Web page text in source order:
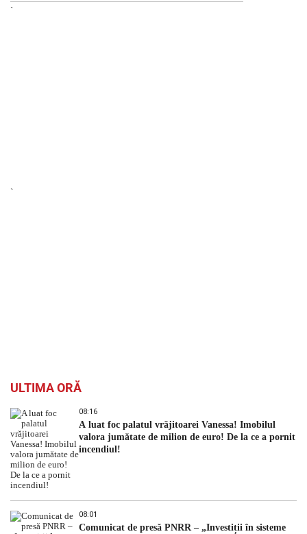
`
`
ULTIMA ORĂ
08:16
A luat foc palatul vrăjitoarei Vanessa! Imobilul
valora jumătate de milion de euro! De la ce a pornit
incendiul!
08:01
Comunicat de presă PNRR – „Investiții în sisteme